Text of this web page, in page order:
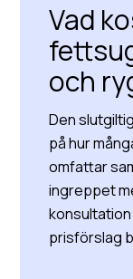
Vad
och
Den
på hur
omfattar
ingreppet
prisförslag